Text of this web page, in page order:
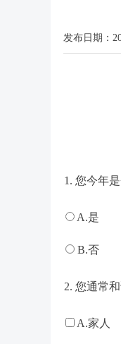
发布日期：
1. 您今年
A.是
B.否
2. 您通常
A.家人